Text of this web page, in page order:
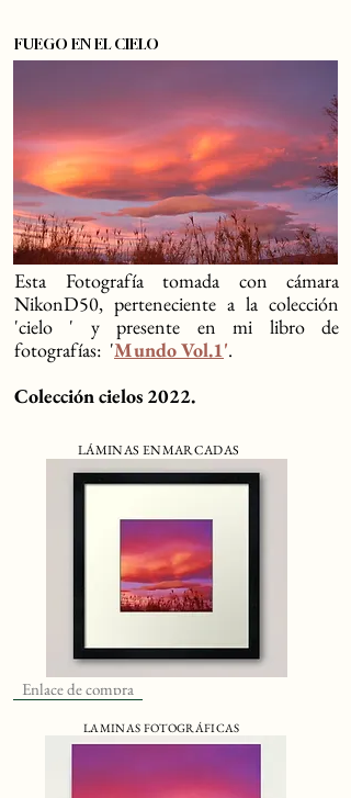
FUEGO EN EL CIELO
Esta Fotografía tomada con cámara
NikonD50, perteneciente a la colección
'cielo ' y presente en mi libro de
fotografías: 'Mundo Vol.1'.
Colección cielos 2022.
LÁMINAS ENMARCADAS
Enlace de compra
LAMINAS FOTOGRÁFICAS